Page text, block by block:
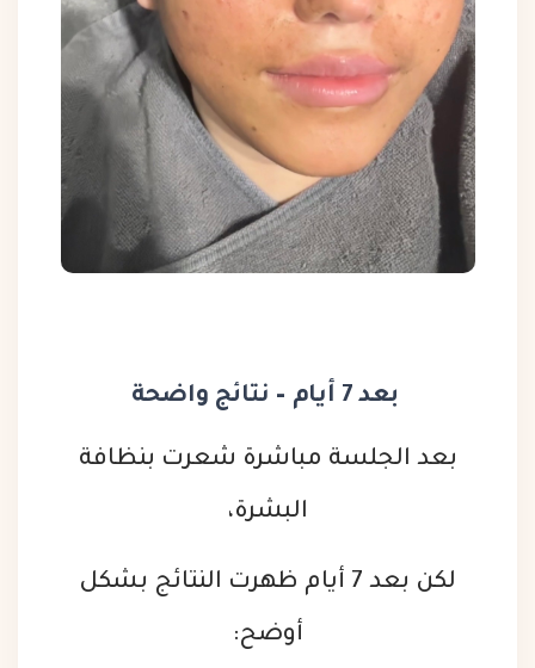
بعد 7 أيام – نتائج واضحة
بعد الجلسة مباشرة شعرت بنظافة
البشرة،
لكن بعد 7 أيام ظهرت النتائج بشكل
أوضح: